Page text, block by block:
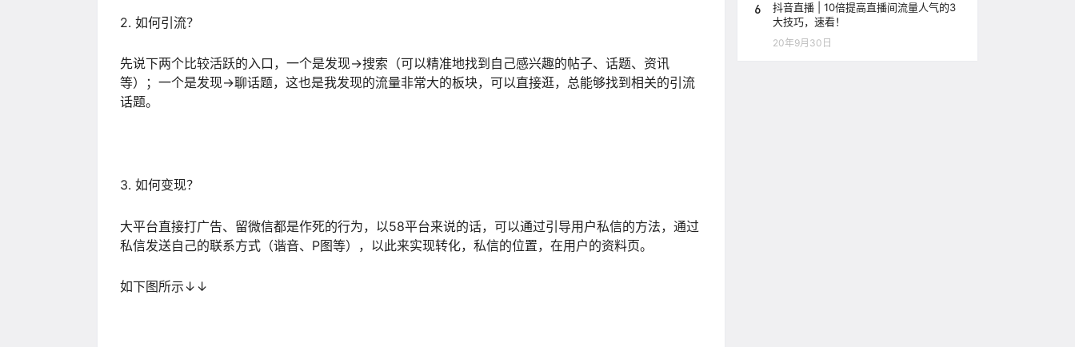
2. 如何引流？
先说下两个比较活跃的入口，一个是发现→搜索（可以精准地找到自己感兴趣的帖子、话题、资讯
等）；一个是发现→聊话题，这也是我发现的流量非常大的板块，可以直接逛，总能够找到相关的引流
话题。
3. 如何变现？
大平台直接打广告、留微信都是作死的行为，以58平台来说的话，可以通过引导用户私信的方法，通过
私信发送自己的联系方式（谐音、P图等），以此来实现转化，私信的位置，在用户的资料页。
如下图所示↓↓
6
抖音直播 | 10倍提高直播间流量人气的3
大技巧，速看！
20年9月30日